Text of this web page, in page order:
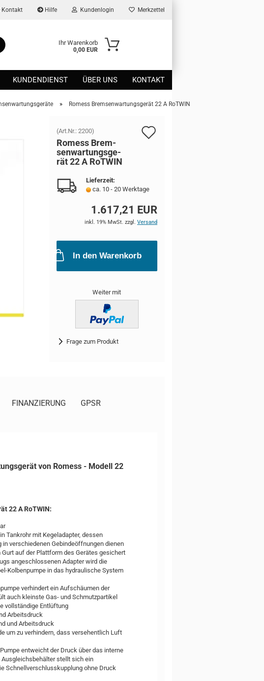
Kontakt Hilfe Kundenlogin Merkzettel
Ihr Warenkorb
0,00 EUR
KUNDENDIENST ÜBER UNS KONTAKT
» Romess Bremsenwartungsgerät 22 A RoTWIN
(Art.Nr.: 2200)
Ro­mess Brem­
sen­war­tungs­ge­
rät 22 A RoT­WIN
Lieferzeit:
ca. 10 - 20 Werktage
1.617,21 EUR
inkl. 19% MwSt. zzgl. Versand
In den Warenkorb
Weiter mit
Frage zum Produkt
FINANZIERUNG GPSR
von Romess - Modell 22
22 A RoTWIN:
Tankrohr mit Kegeladapter, dessen
verschiedenen Gebindeöffnungen dienen
auf der Plattform des Gerätes gesichert
angeschlossenen Adapter wird die
Kolbenpumpe in das hydraulische System
verhindert ein Aufschäumen der
auch kleinste Gas- und Schmutzpartikel
vollständige Entlüftung
Arbeitsdruck
und Arbeitsdruck
um zu verhindern, dass versehentlich Luft
entweicht der Druck über das interne
stellt sich ein
Schnellverschlusskupplung ohne Druck